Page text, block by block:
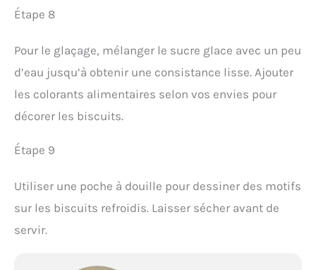
Étape 8
Pour le glaçage, mélanger le sucre glace avec un peu
d’eau jusqu’à obtenir une consistance lisse. Ajouter
les colorants alimentaires selon vos envies pour
décorer les biscuits.
Étape 9
Utiliser une poche à douille pour dessiner des motifs
sur les biscuits refroidis. Laisser sécher avant de
servir.